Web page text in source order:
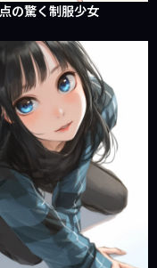
の驚く制服少女